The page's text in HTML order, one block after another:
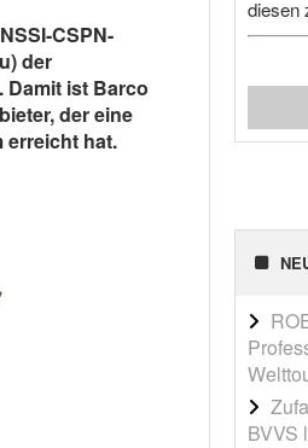
CSPN-
der
ist Barco
der eine
hat.
diesen
BVVS